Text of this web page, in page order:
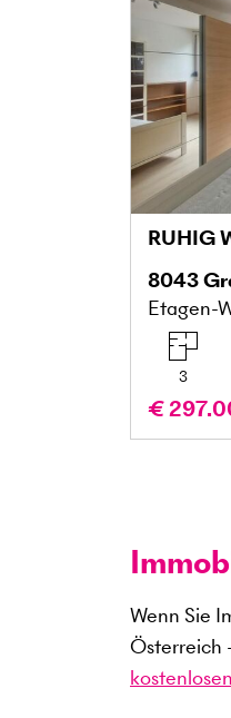
8043
Etagen-
3
€
Wenn Sie
Österreich